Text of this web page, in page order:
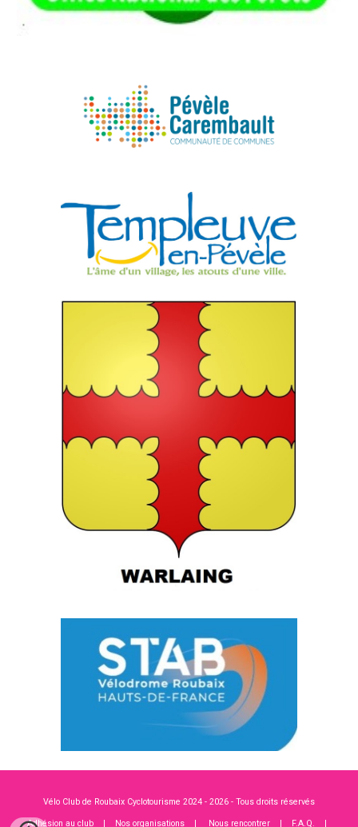
Vélo Club de Roubaix Cyclotourisme 2024 - 2026 - Tous droits réservés
Adhésion au club| Nos organisations| Nous rencontrer| F.A.Q. |